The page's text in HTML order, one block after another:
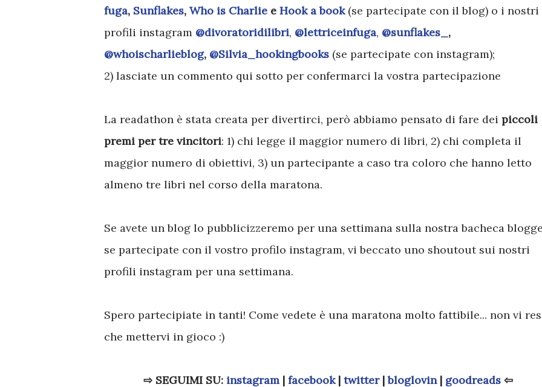
fuga, Sunflakes, Who is Charlie e Hook a book (se partecipate con il blog) o i nostri
profili instagram @divoratoridilibri, @lettriceinfuga, @sunflakes_ ,
@whoischarlieblog, @Silvia_hookingbooks (se partecipate con instagram);
2) lasciate un commento qui sotto per confermarci la vostra partecipazione
La readathon è stata creata per divertirci, però abbiamo pensato di fare dei piccoli
premi per tre vincitori: 1) chi legge il maggior numero di libri, 2) chi completa il
maggior numero di obiettivi, 3) un partecipante a caso tra coloro che hanno letto
almeno tre libri nel corso della maratona.
Se avete un blog lo pubblicizzeremo per una settimana sulla nostra bacheca
se partecipate con il vostro profilo instagram, vi beccato uno shoutout sui nostri
profili instagram per una settimana.
Spero partecipiate in tanti! Come vedete è una maratona molto fattibile... non vi
che mettervi in gioco :)
⇨ SEGUIMI SU: instagram | facebook | twitter |bloglovin| goodreads⇦